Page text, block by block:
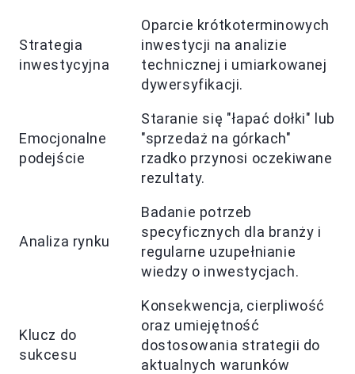
Strategia
inwestycyjna
Oparcie krótkoterminowych
inwestycji na analizie
technicznej i umiarkowanej
dywersyfikacji.
Emocjonalne
podejście
Staranie się "łapać dołki" lub
"sprzedaż na górkach"
rzadko przynosi oczekiwane
rezultaty.
Analiza rynku
Badanie potrzeb
specyficznych dla branży i
regularne uzupełnianie
wiedzy o inwestycjach.
Klucz do
sukcesu
Konsekwencja, cierpliwość
oraz umiejętność
dostosowania strategii do
aktualnych warunków